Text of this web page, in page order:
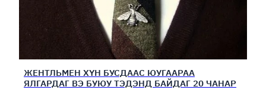
ЖЕНТЛЬМЕН ХҮН БУСДААС ЮУГААРАА
ЯЛГАРДАГ ВЭ БУЮУ ТЭДЭНД БАЙДАГ 20 ЧАНАР